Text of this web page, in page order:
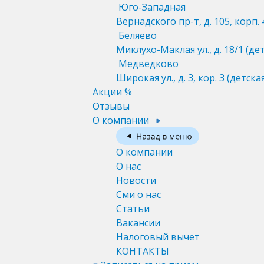
Юго-Западная
Вернадского пр-т, д. 105, корп.
Беляево
Миклухо-Маклая ул., д. 18/1
Медведково
Широкая ул., д. 3, кор. 3
Акции %
Отзывы
О компании
О компании
О нас
Новости
Сми о нас
Статьи
Вакансии
Налоговый вычет
КОНТАКТЫ